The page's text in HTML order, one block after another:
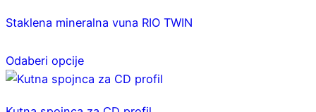
Staklena mineralna vuna RIO TWIN
Odaberi opcijeproizvod
ima